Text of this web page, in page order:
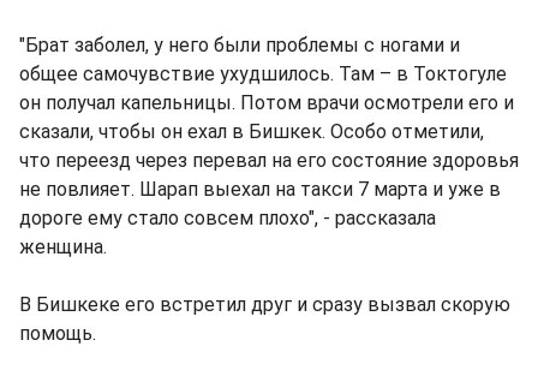
"Брат заболел, у него были проблемы с ногами и
общее самочувствие ухудшилось. Там – в Токтогуле
он получал капельницы. Потом врачи осмотрели его и
сказали, чтобы он ехал в Бишкек. Особо отметили,
что переезд через перевал на его состояние здоровья
не повлияет. Шарап выехал на такси 7 марта и уже в
дороге ему стало совсем плохо", - рассказала
женщина.
В Бишкеке его встретил друг и сразу вызвал скорую
помощь.